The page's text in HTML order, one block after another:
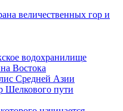
величественных гор и
водохранилище
Востока
Средней Азии
Шелкового пути